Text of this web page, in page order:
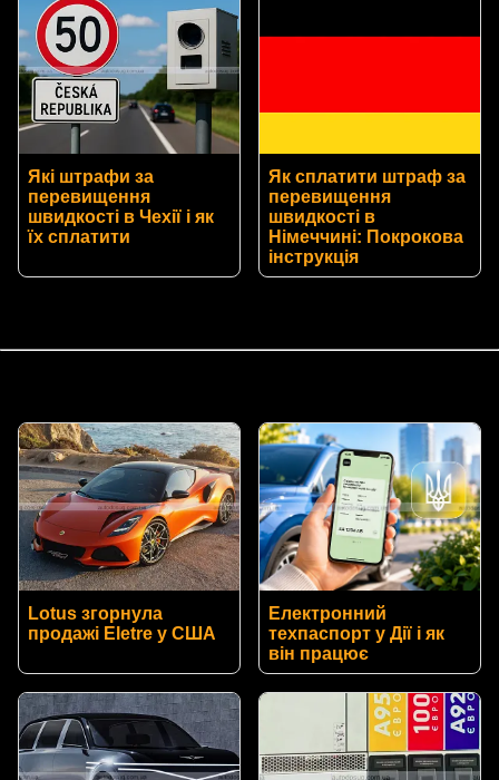
Які штрафи за
перевищення
швидкості в Чехії і як
їх сплатити
Як сплатити штраф за
перевищення
швидкості в
Німеччині: Покрокова
інструкція
Lotus згорнула
продажі Eletre у США
Електронний
техпаспорт у Дії і як
він працює